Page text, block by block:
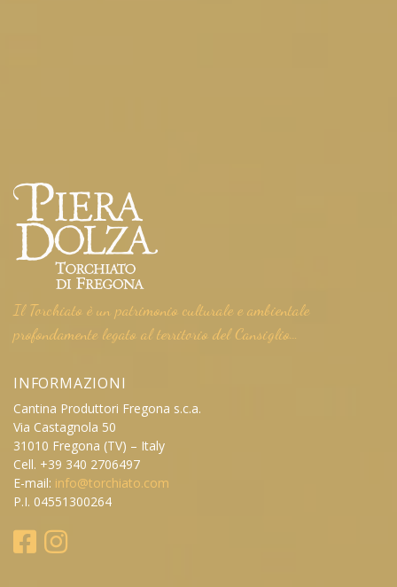
Il Torchiato è un patrimonio culturale e ambientale
profondamente legato al territorio del Cansiglio…
INFORMAZIONI
Cantina Produttori Fregona s.c.a.
Via Castagnola 50
31010 Fregona (TV) – Italy
Cell. +39 340 2706497
E-mail: info@torchiato.com
P.I. 04551300264